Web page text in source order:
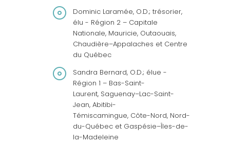
Dominic Laramée, O.D.; trésorier,
élu - Région 2 – Capitale
Nationale, Mauricie, Outaouais,
Chaudière–Appalaches et Centre
du Québec
Sandra Bernard, O.D.; élue -
Région 1 – Bas-Saint-
Laurent, Saguenay–Lac-Saint-
Jean, Abitibi-
Témiscamingue, Côte-Nord, Nord-
du-Québec et Gaspésie–Îles-de-
la-Madeleine